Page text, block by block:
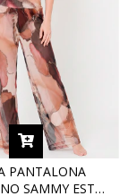
PANTALONA
SAMMY EST